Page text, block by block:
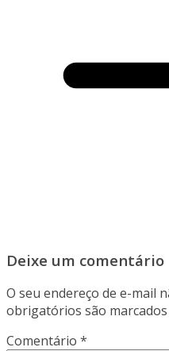
Deixe um comentário
O seu endereço de e-mail
obrigatórios são marcados
Comentário *